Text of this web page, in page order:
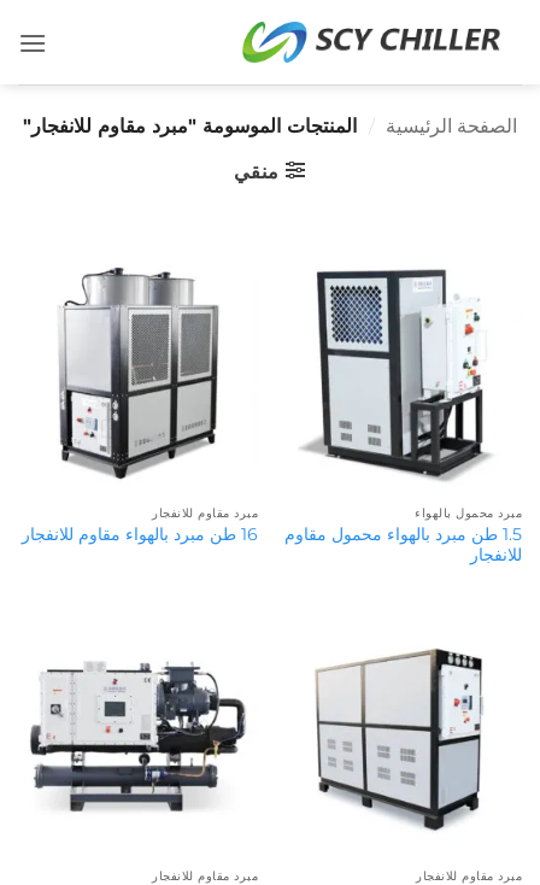
للمحتوى
الصفحة الرئيسية / المنتجات الموسومة "مبرد مقاوم للانفجار"
منقي
مبرد محمول بالهواء
1.5 طن مبرد بالهواء محمول مقاوم
للانفجار
مبرد مقاوم للانفجار
16 طن مبرد بالهواء مقاوم للانفجار
مبرد مقاوم للانفجار مبرد مقاوم للانفجار